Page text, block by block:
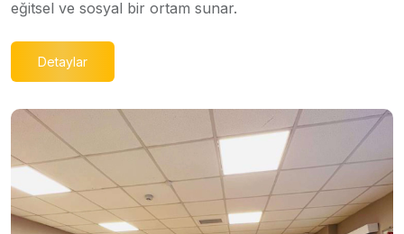
eğitsel ve sosyal bir ortam sunar.
Detaylar